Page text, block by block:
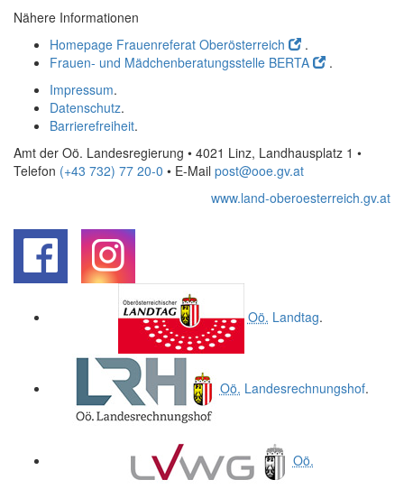
Nähere Informationen
Homepage Frauenreferat Oberösterreich
.
Frauen- und Mädchenberatungsstelle BERTA
.
Impressum.
Datenschutz.
Barrierefreiheit.
Amt der Oö. Landesregierung • 4021 Linz, Landhausplatz 1 •
Telefon (+43 732) 77 20-0 • E-Mail post@ooe.gv.at
www.land-oberoesterreich.gv.at
Oö. Landtag.
Oö. Landesrechnungshof.
Oö.